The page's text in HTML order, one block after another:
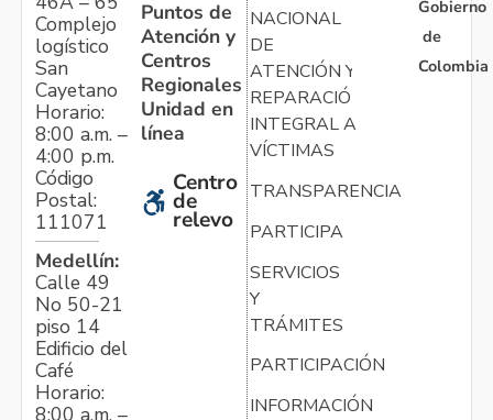
Complejo
logístico
San
Cayetano
Horario:
8:00 a.m. –
4:00 p.m.
Código
Postal:
111071
Medellín:
Calle 49
No 50-21
piso 14
Edificio del
Café
Horario:
8:00 a.m. –
Puntos de
Atención y
Centros
Regionales
Unidad en
línea
Centro
de
relevo
NACIONAL
DE
ATENCIÓN Y
REPARACIÓN
INTEGRAL A
VÍCTIMAS
TRANSPARENCIA
PARTICIPA
SERVICIOS
Y
TRÁMITES
PARTICIPACIÓN
INFORMACIÓN
Gobierno
de
Colombia